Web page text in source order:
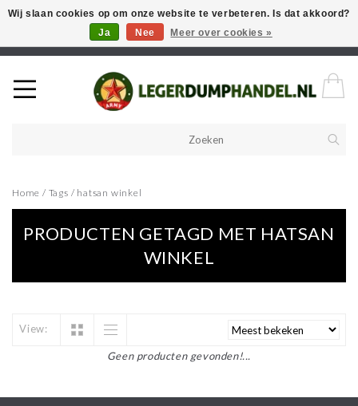
Welkom in onze webshop! Als u een product zoekt en deze niet kan
vinden in de webwinkel, neem vooral contact op!
Home / Tags / hatsan winkel
PRODUCTEN GETAGD MET HATSAN
WINKEL
View:
Geen producten gevonden!...
Wij slaan cookies op om onze website te verbeteren. Is dat akkoord?
Ja
Nee Meer over cookies »